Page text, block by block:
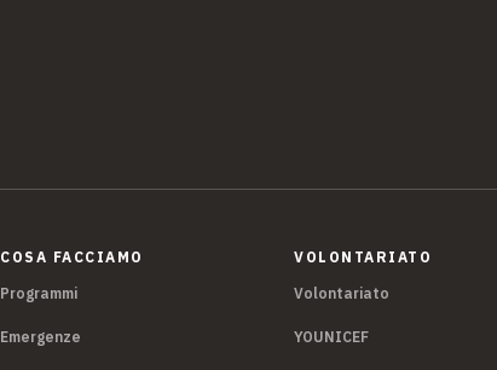
COSA FACCIAMO
Programmi
Emergenze
VOLONTARIATO
Volontariato
YOUNICEF